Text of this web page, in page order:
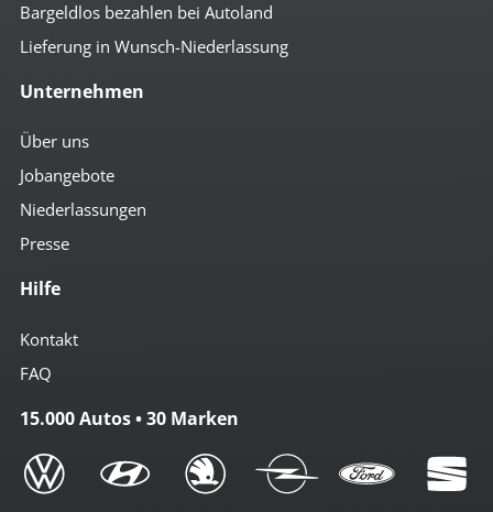
Bargeldlos bezahlen bei Autoland
Lieferung in Wunsch-Niederlassung
Unternehmen
Über uns
Jobangebote
Niederlassungen
Presse
Hilfe
Kontakt
FAQ
15.000 Autos • 30 Marken